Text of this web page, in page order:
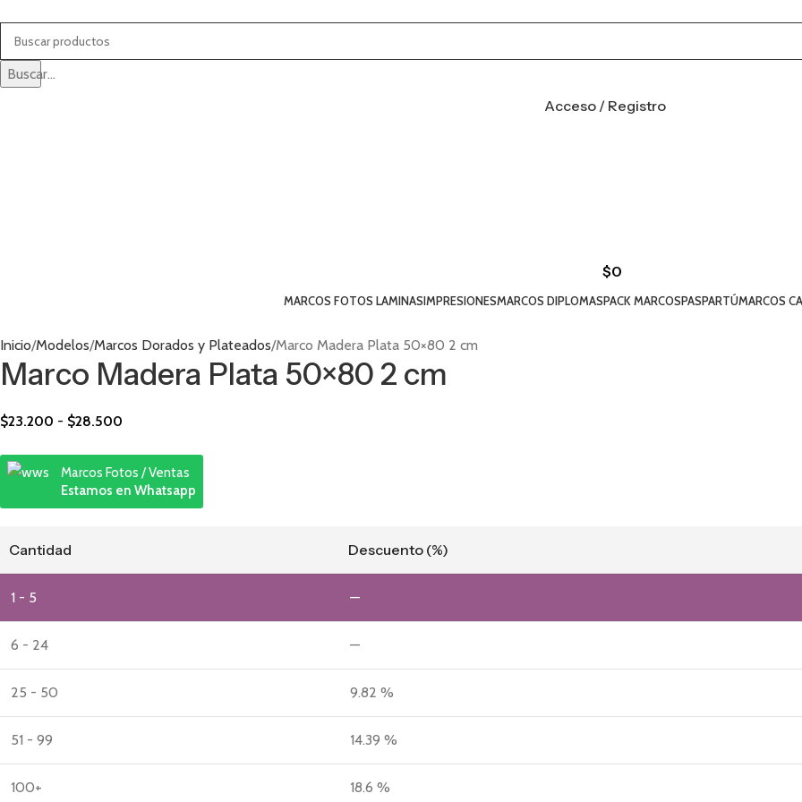
Buscar...
Acceso / Registro
$0
MARCOS FOTOS LAMINASIMPRESIONESMARCOS DIPLOMASPACK MARCOSPASPARTÚMARCOS
Inicio Modelos Marcos Dorados y Plateados Marco Madera Plata 50×80 2 cm
Marco Madera Plata 50×80 2 cm
$23.200 - $28.500
Marcos Fotos / Ventas
Estamos en Whatsapp
Cantidad Descuento (%)
1 - 5 —
6 - 24 —
25 - 50 9.82 %
51 - 99 14.39 %
100+ 18.6 %